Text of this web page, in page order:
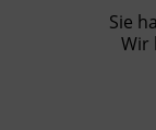
Sie
Wir